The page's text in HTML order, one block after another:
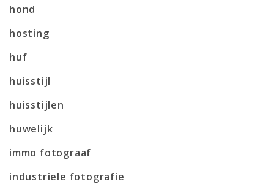
hond
hosting
huf
huisstijl
huisstijlen
huwelijk
immo fotograaf
industriele fotografie